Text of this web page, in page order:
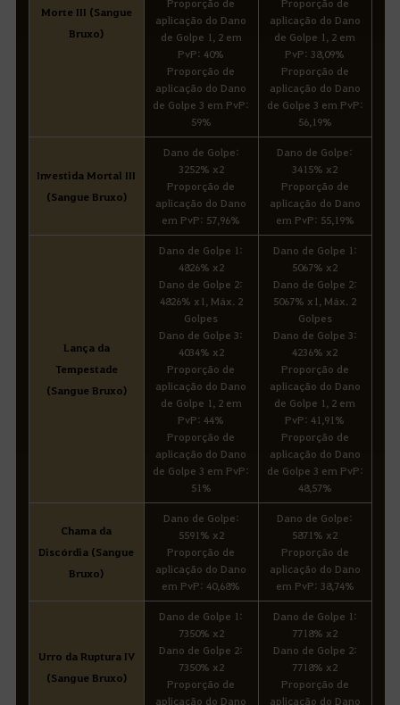
Morte III (Sangue
Bruxo)
aplicação do Dano
de Golpe 1, 2 em
PvP: 40%
Proporção de
aplicação do Dano
de Golpe 3 em PvP:
59%
aplicação do Dano
de Golpe 1, 2 em
PvP: 38,09%
Proporção de
aplicação do Dano
de Golpe 3 em PvP:
56,19%
Investida Mortal III
(Sangue Bruxo)
Dano de Golpe:
3252% x2
Proporção de
aplicação do Dano
em PvP: 57,96%
Dano de Golpe:
3415% x2
Proporção de
aplicação do Dano
em PvP: 55,19%
Lança da
Tempestade
(Sangue Bruxo)
Dano de Golpe 1:
4826% x2
Dano de Golpe 2:
4826% x1, Máx. 2
Golpes
Dano de Golpe 3:
4034% x2
Proporção de
aplicação do Dano
de Golpe 1, 2 em
PvP: 44%
Proporção de
aplicação do Dano
de Golpe 3 em PvP:
51%
Dano de Golpe 1:
5067% x2
Dano de Golpe 2:
5067% x1, Máx. 2
Golpes
Dano de Golpe 3:
4236% x2
Proporção de
aplicação do Dano
de Golpe 1, 2 em
PvP: 41,91%
Proporção de
aplicação do Dano
de Golpe 3 em PvP:
48,57%
Chama da
Discórdia (Sangue
Bruxo)
Dano de Golpe:
5591% x2
Proporção de
aplicação do Dano
em PvP: 40,68%
Dano de Golpe:
5871% x2
Proporção de
aplicação do Dano
em PvP: 38,74%
Urro da Ruptura IV
(Sangue Bruxo)
Dano de Golpe 1:
7350% x2
Dano de Golpe 2:
7350% x2
Proporção de
aplicação do Dano
Dano de Golpe 1:
7718% x2
Dano de Golpe 2:
7718% x2
Proporção de
aplicação do Dano